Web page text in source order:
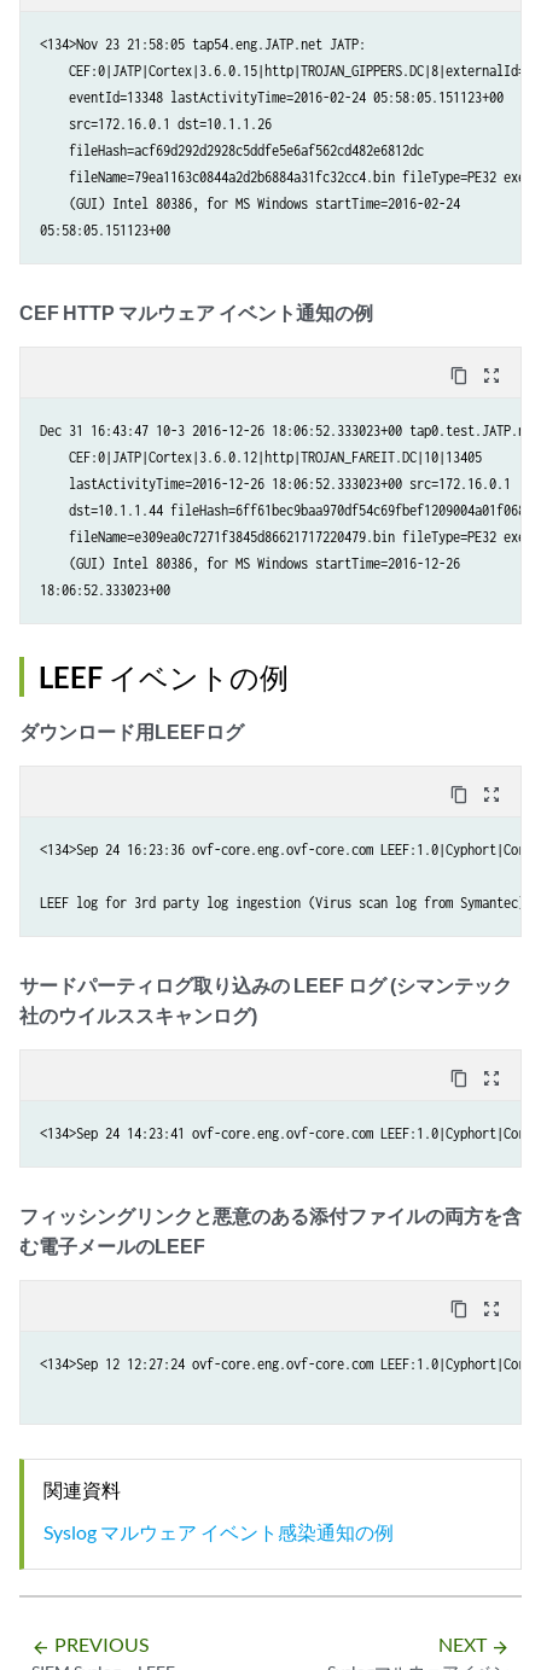
<134>Nov 23 21:58:05 tap54.eng.JATP.net JATP:
    eventId=13348 lastActivityTime=2016-02-24 05:58:05.151123+00
    src=172.16.0.1 dst=10.1.1.26
    fileHash=acf69d292d2928c5ddfe5e6af562cd482e6812dc
fileName=79ea1163c0844a2d2b6884a31fc32cc4.bin fileType=PE32
    (GUI) Intel 80386, for MS Windows startTime=2016-02-24
CEF HTTP マルウェア イベント通知の例
content_copy zoom_out_map
Dec 31 16:43:47 10-3 2016-12-26 18:06:52.333023+00 tap0.test.JATP.net
    CEF:0|JATP|Cortex|3.6.0.12|http|TROJAN_FAREIT.DC|10|13405
    lastActivityTime=2016-12-26 18:06:52.333023+00 src=172.16.0.1
    dst=10.1.1.44 fileHash=6ff61bec9baa970df54c69fbef1209004a01f068
fileName=e309ea0c7271f3845d86621717220479.bin fileType=PE32
    (GUI) Intel 80386, for MS Windows startTime=2016-12-26
LEEF イベントの例
ダウンロード用LEEFログ
content_copy zoom_out_map
<134>Sep 24 16:23:36 ovf-core.eng.ovf-core.com
サードパーティログ取り込みの LEEF ログ (シマンテック
社のウイルススキャンログ)
content_copy zoom_out_map
<134>Sep 24 14:23:41 ovf-core.eng.ovf-core.com
フィッシングリンクと悪意のある添付ファイルの両方を含
む電子メールのLEEF
content_copy zoom_out_map
<134>Sep 12 12:27:24 ovf-core.eng.ovf-core.com
関連資料
Syslog マルウェア イベント感染通知の例
arrow_backward PREVIOUS NEXT arrow_forward